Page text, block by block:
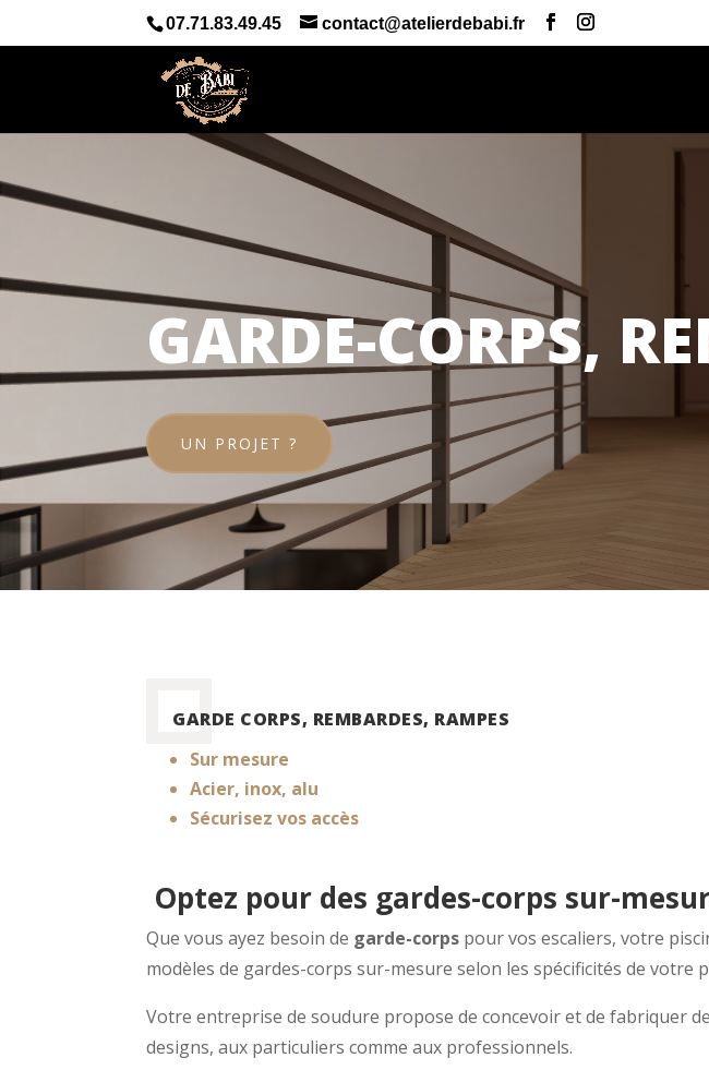
07.71.83.49.45 contact@atelierdebabi.fr
GARDE-CORPS,
UN PROJET ?
GARDE CORPS, REMBARDES, RAMPES
Sur mesure
Acier, inox, alu
Sécurisez vos accès
Optez pour des gardes-corps sur-
Que vous ayez besoin de garde-corps pour vos escaliers, votre
modèles de gardes-corps sur-mesure selon les spécificités de votre
Votre entreprise de soudure propose de concevoir et de fabriquer
designs, aux particuliers comme aux professionnels.